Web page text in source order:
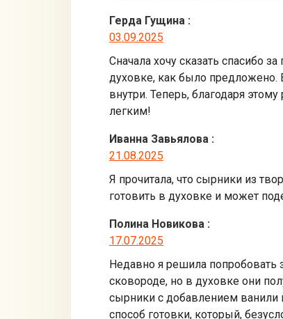
Герда Гущина :
03.09.2025
Сначала хочу сказать спасибо
духовке, как было предложено.
внутри. Теперь, благодаря
легким!
Иванна Завьялова :
21.08.2025
Я прочитала, что сырники из
готовить в духовке и может
Полина Новикова :
17.07.2025
Недавно я решила попробовать
сковороде, но в духовке они
сырники с добавлением ванили
способ готовки, который,